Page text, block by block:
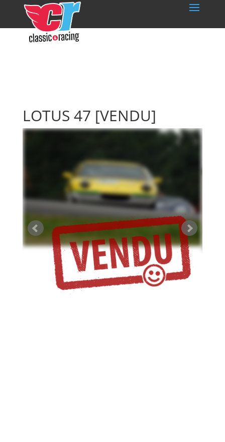
LOTUS 47 [VENDU]